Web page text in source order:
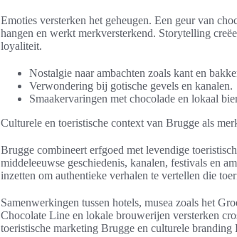
Emoties versterken het geheugen. Een geur van
hangen en werkt merkversterkend. Storytelling
loyaliteit.
Nostalgie naar ambachten zoals kant en
Verwondering bij gotische gevels en kanalen.
Smaakervaringen met chocolade en lokaal
Culturele en toeristische context van Brugge als
Brugge combineert erfgoed met levendige
middeleeuwse geschiedenis, kanalen, festivals en
inzetten om authentieke verhalen te vertellen die
Samenwerkingen tussen hotels, musea zoals het
Chocolate Line en lokale brouwerijen versterken
toeristische marketing Brugge en culturele branding